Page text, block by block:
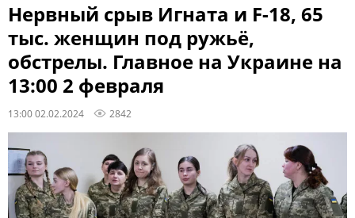
Нервный срыв Игната и F-18, 65
тыс. женщин под ружьё,
обстрелы. Главное на Украине на
13:00 2 февраля
13:00 02.02.2024 2842